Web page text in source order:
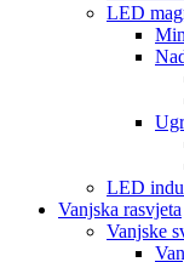
LED
LED
Vanjska rasvjeta
Vanjske